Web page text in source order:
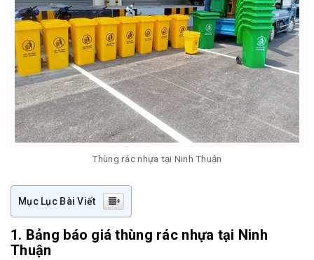
Thùng rác nhựa tại Ninh Thuận
Mục Lục Bài Viết
1. Bảng báo giá thùng rác nhựa tại Ninh
Thuận